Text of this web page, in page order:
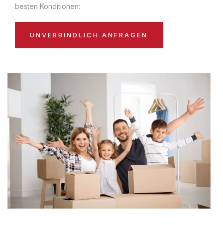
besten Konditionen:
UNVERBINDLICH ANFRAGEN